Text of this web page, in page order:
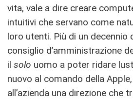
vita, vale a dire creare
intuitivi che servano come
loro utenti. Più di un decennio
consiglio d’amministrazione
il solo uomo a poter ridare
nuovo al comando della
all’azienda una direzione che